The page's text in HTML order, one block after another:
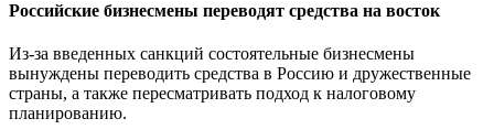
Российские бизнесмены переводят средства на восток
Из-за введенных санкций состоятельные бизнесмены
вынуждены переводить средства в Россию и дружественные
страны, а также пересматривать подход к налоговому
планированию.